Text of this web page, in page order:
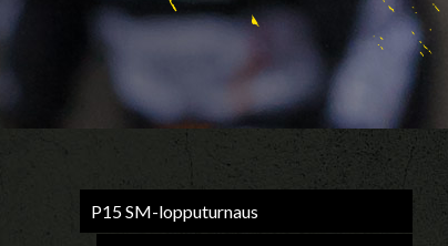
P15 SM-lopputurnaus